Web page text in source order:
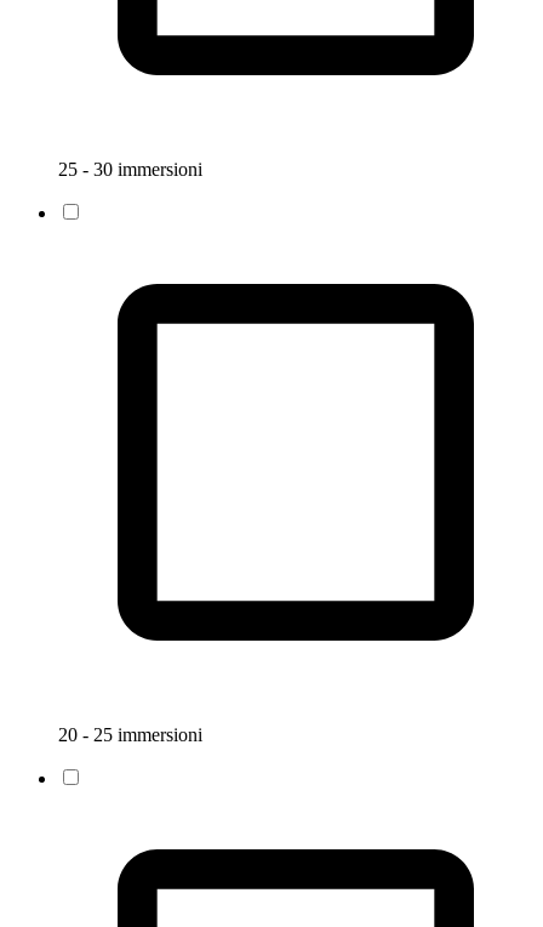
25 - 30 immersioni
20 - 25 immersioni